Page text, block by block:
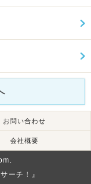
お問い合わせ
会社概要
ーチ！』